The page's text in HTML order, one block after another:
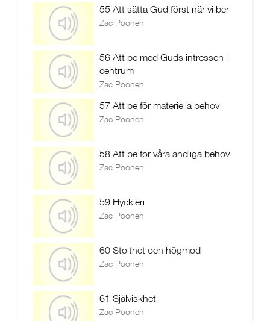
55 Att sätta Gud först när vi ber
Zac Poonen
56 Att be med Guds intressen i
centrum
Zac Poonen
57 Att be för materiella behov
Zac Poonen
58 Att be för våra andliga behov
Zac Poonen
59 Hyckleri
Zac Poonen
60 Stolthet och högmod
Zac Poonen
61 Själviskhet
Zac Poonen